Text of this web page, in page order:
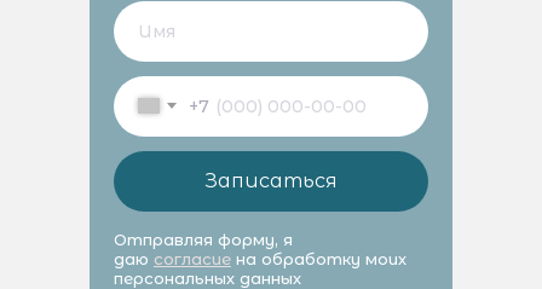
+7
Записаться
Отправляя форму, я
даю согласие на обработку моих
персональных данных